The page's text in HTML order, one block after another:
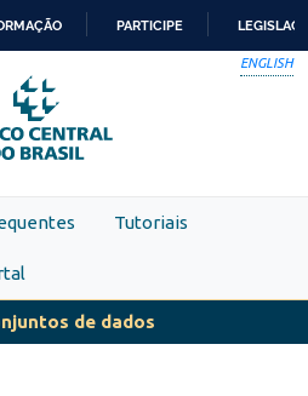
PARA
O
CONTEÚDO
PARTICIPE
ENGLISH
Tutoriais
de dados